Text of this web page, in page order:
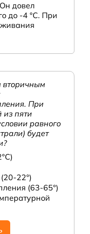
довел
до -4 °C. При
вторичным
При
из пяти
равного
будет
22°)
(63-65°)